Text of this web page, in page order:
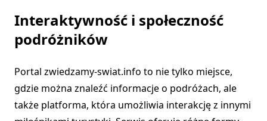
Interaktywność i społeczność
podróżników
Portal zwiedzamy-swiat.info to nie tylko miejsce,
gdzie można znaleźć informacje o podróżach, ale
także platforma, która umożliwia interakcję z innymi